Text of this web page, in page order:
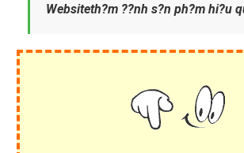
Websiteth?m ??nh s?n ph?m hi?u